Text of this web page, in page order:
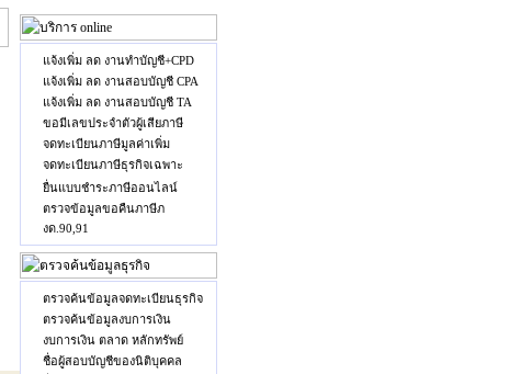
แจ้งเพิ่ม ลด งานทำบัญชี+CPD
แจ้งเพิ่ม ลด งานสอบบัญชี CPA
แจ้งเพิ่ม ลด งานสอบบัญชี TA
ขอมีเลขประจำตัวผู้เสียภาษี
จดทะเบียนภาษีมูลค่าเพิ่ม
จดทะเบียนภาษีธุรกิจเฉพาะ
ยื่นแบบชำระภาษีออนไลน์
ตรวจข้อมูลขอคืนภาษีภ
งด.90,91
ตรวจค้นข้อมูลจดทะเบียนธุรกิจ
ตรวจค้นข้อมูลงบการเงิน
งบการเงิน ตลาด หลักทรัพย์
ชื่อผู้สอบบัญชีของนิติบุคคล